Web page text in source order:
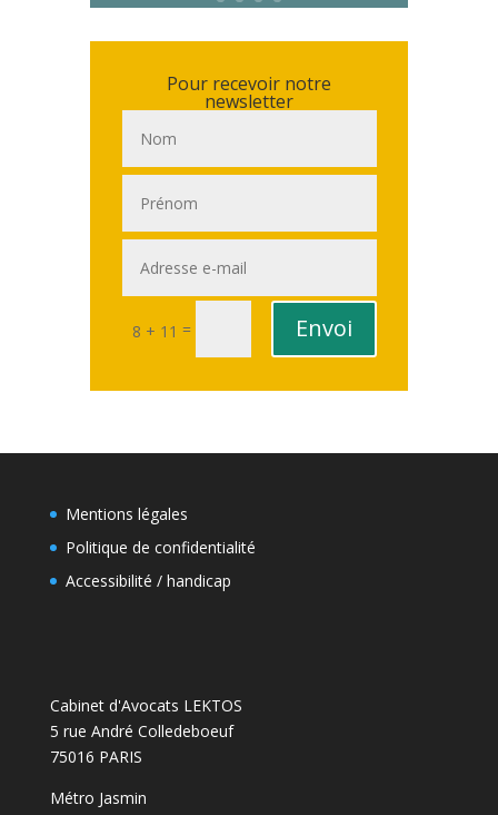
Pour recevoir notre
newsletter
8 + 11 = Envoi
Mentions légales
Politique de confidentialité
Accessibilité / handicap
Cabinet d'Avocats LEKTOS
5 rue André Colledeboeuf
75016 PARIS
Métro Jasmin